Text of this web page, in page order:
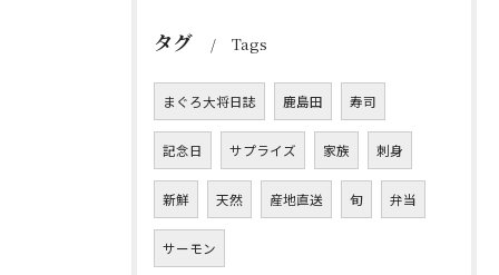
タグ Tags
まぐろ大将日誌 鹿島田 寿司
記念日 サプライズ 家族 刺身
新鮮 天然 産地直送 旬 弁当
サーモン